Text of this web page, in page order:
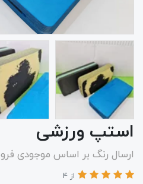
استپ ورزشی
ارسال رنگ بر اساس موجودی
از 4